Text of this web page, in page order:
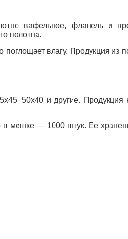
вафельное, фланель и
полотна.
влагу. Продукция из
50х40 и другие. Продукция
мешке — 1000 штук. Ее